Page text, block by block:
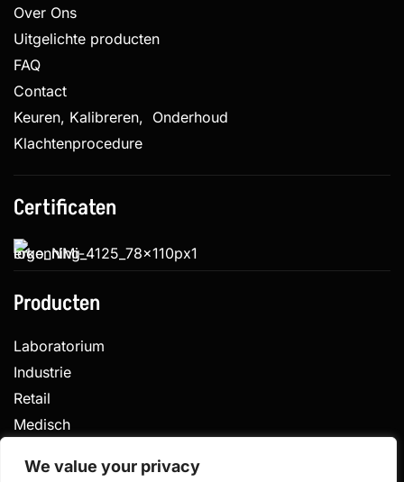
We value your privacy
Over Ons
Uitgelichte producten
FAQ
Contact
Keuren, Kalibreren, Onderhoud
Klachtenprocedure
Certificaten
Producten
Laboratorium
Industrie
Retail
Medisch